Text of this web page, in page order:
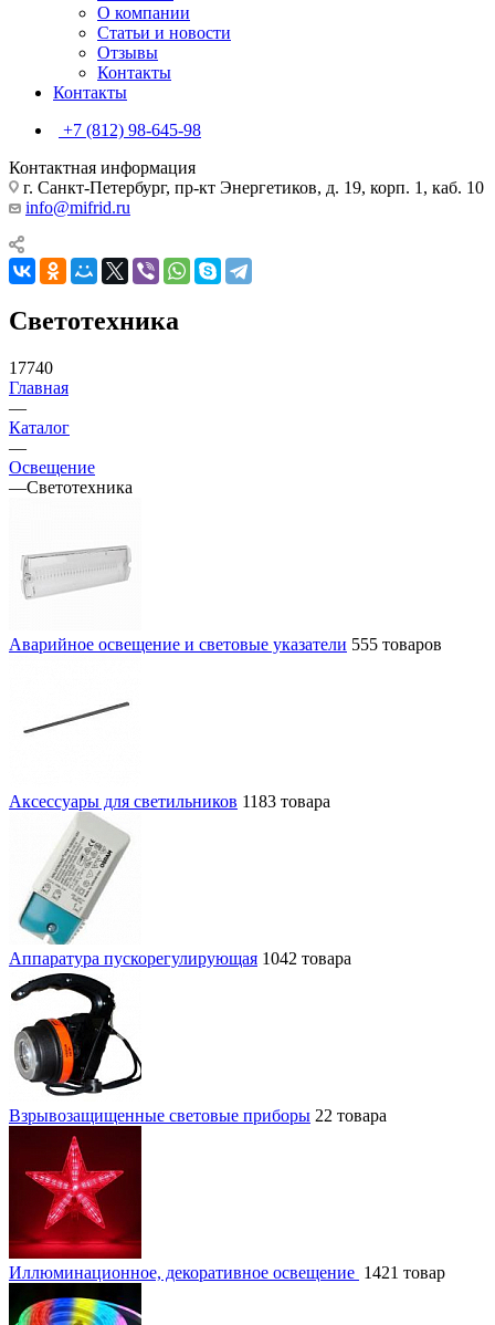
О компании
Статьи и новости
Отзывы
Контакты
Контакты
+7 (812) 98-645-98
Контактная информация
г. Санкт-Петербург, пр-кт Энергетиков, д. 19, корп. 1, каб. 10
info@mifrid.ru
Светотехника
17740
Главная
—
Каталог
—
Освещение
—Светотехника
Аварийное освещение и световые указатели 555 товаров
Аксессуары для светильников 1183 товара
Аппаратура пускорегулирующая 1042 товара
Взрывозащищенные световые приборы 22 товара
Иллюминационное, декоративное освещение 1421 товар